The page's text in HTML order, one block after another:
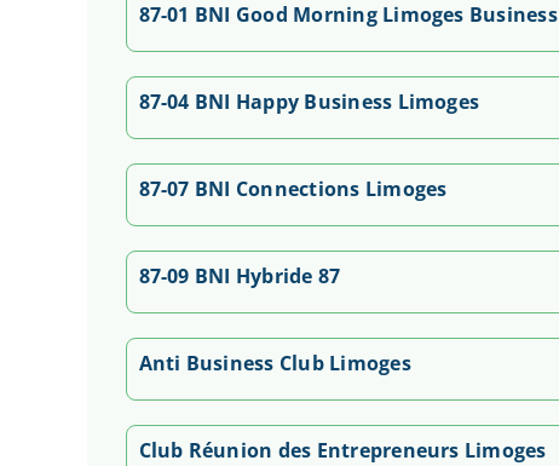
87-01 BNI Good Morning Limoges Business
87-04 BNI Happy Business Limoges
87-07 BNI Connections Limoges
87-09 BNI Hybride 87
Anti Business Club Limoges
Club Réunion des Entrepreneurs Limoges